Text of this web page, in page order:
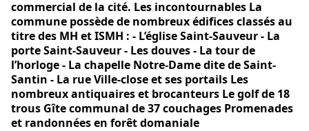
commercial de la cité. Les incontournables La
commune possède de nombreux édifices classés au
titre des MH et ISMH : - L’église Saint-Sauveur - La
porte Saint-Sauveur - Les douves - La tour de
l’horloge - La chapelle Notre-Dame dite de Saint-
Santin - La rue Ville-close et ses portails Les
nombreux antiquaires et brocanteurs Le golf de 18
trous Gîte communal de 37 couchages Promenades
et randonnées en forêt domaniale